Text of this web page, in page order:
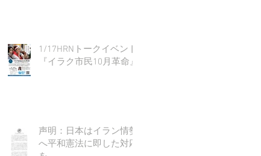
1/17HRNトークイベント
『イラク市民10月革命』
声明：日本はイラン情勢
へ平和憲法に即した対応